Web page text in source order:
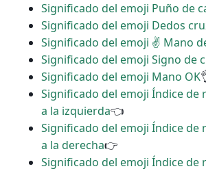
Significado del emoji Puño de
Significado del emoji Dedos
Significado del emoji ✌ Mano
Significado del emoji Signo de
Significado del emoji Mano OK
Significado del emoji Índice de
a la izquierda👈
Significado del emoji Índice de
a la derecha👉
Significado del emoji Índice de